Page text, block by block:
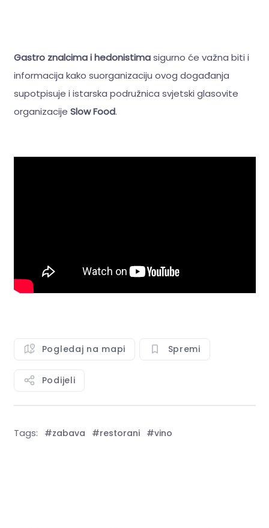
Gastro znalcima i hedonistimasigurno će važna biti i
informacija kako suorganizaciju ovog događanja
supotpisuje i istarska podružnica svjetski glasovite
organizacije Slow Food.
Pogledaj na mapi Spremi
Podijeli
Tags: #zabava #restorani #vino